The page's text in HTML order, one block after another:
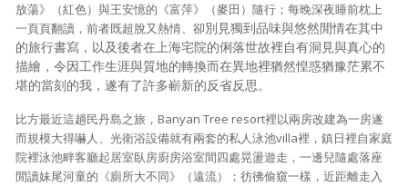
放蕩》（紅色）與王安憶的《富萍》（麥田）隨行；每晚深夜睡前枕上
一頁頁翻讀，前者既超脫又熱情、卻別見獨到品味與悠然閒情在其中
的旅行書寫，以及後者在上海宅院的俐落世故裡自有洞見與真心的
描繪，令因工作生涯與質地的轉換而在異地裡猶然惶惑猶豫茫累不
堪的當刻的我，遂有了許多嶄新的反省反思。
比方最近這趟民丹島之旅，Banyan Tree resort裡以兩房改建為一房遂
而規模大得嚇人、光衛浴設備就有兩套的私人泳池villa裡，鎮日裡自家庭
院裡泳池畔客廳起居室臥房廚房浴室間四處晃盪遊走，一邊兒隨處落座
閒讀妹尾河童的《廁所大不同》（遠流）；彷彿偷窺一樣，近距離走入